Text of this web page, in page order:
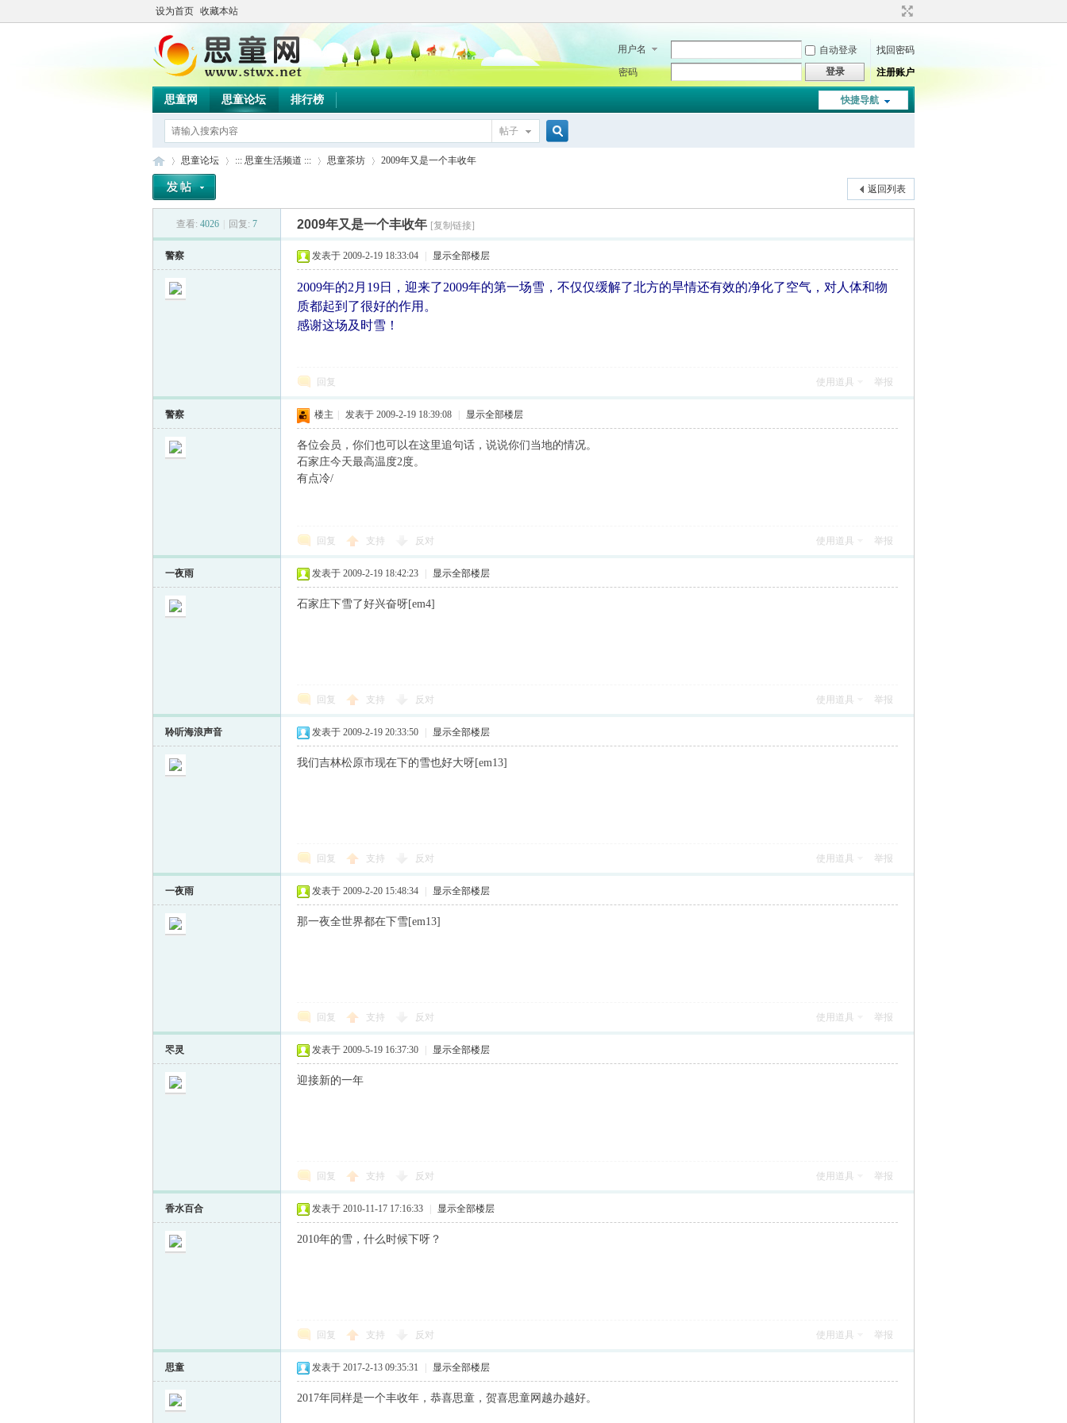
设为首页 收藏本站
用户名 自动登录
找回密码
密码
登录 注册账户
快捷导航
思童网 思童论坛 排行榜
帖子
思童论坛 ::: 思童生活频道 :::
›
思童茶坊 2009年又是一个丰收年
返回列表
查看: 4026 回复: 7 2009年又是一个丰收年 [复制链接]
警察 发表于 2009-2-19 18:33:04 显示全部楼层
2009年的2月19日，迎来了2009年的第一场雪，不仅仅缓解了北方的旱情还有效的净化了空气，对人体和物
质都起到了很好的作用。
感谢这场及时雪！
回复 使用道具 举报
警察 楼主 发表于 2009-2-19 18:39:08 显示全部楼层
各位会员，你们也可以在这里追句话，说说你们当地的情况。
石家庄今天最高温度2度。
有点冷/
回复 支持 反对 使用道具 举报
一夜雨 发表于 2009-2-19 18:42:23 显示全部楼层
石家庄下雪了好兴奋呀[em4]
回复 支持 反对 使用道具 举报
聆听海浪声音 发表于 2009-2-19 20:33:50 显示全部楼层
我们吉林松原市现在下的雪也好大呀[em13]
回复 支持 反对 使用道具 举报
一夜雨 发表于 2009-2-20 15:48:34 显示全部楼层
那一夜全世界都在下雪[em13]
回复 支持 反对 使用道具 举报
罖灵 发表于 2009-5-19 16:37:30 显示全部楼层
迎接新的一年
回复 支持 反对 使用道具 举报
香水百合 发表于 2010-11-17 17:16:33 显示全部楼层
2010年的雪，什么时候下呀？
回复 支持 反对 使用道具 举报
思童 发表于 2017-2-13 09:35:31 显示全部楼层
2017年同样是一个丰收年，恭喜思童，贺喜思童网越办越好。